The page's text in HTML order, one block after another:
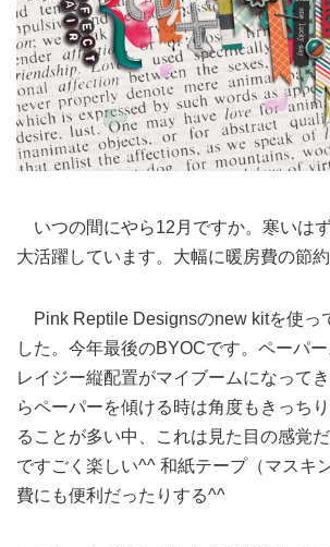
いつの間にやら12月ですか。寒いは
大活躍しています。大幅に暖房費の節
Pink Reptile Designsのnew kitを使っ
した。今年最後のBYOCです。ペーパ
レイジー縦配置がマイブームになって
らペーパーを傾ける時は角度もきっち
ることが多い中、これは見た目の感覚
ですごく楽しい^^ 和紙テープ（マスキ
費にも便利だったりする^^